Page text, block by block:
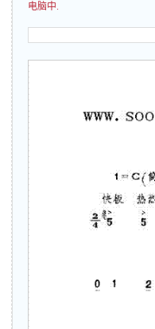
电脑中.